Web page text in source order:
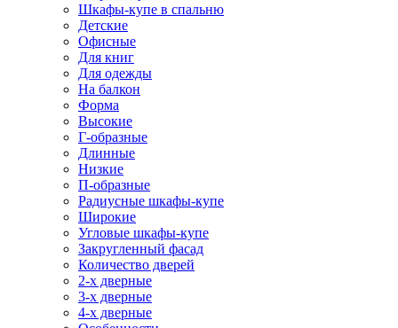
Шкафы-купе в спальню
Детские
Офисные
Для книг
Для одежды
На балкон
Форма
Высокие
Г-образные
Длинные
Низкие
П-образные
Радиусные шкафы-купе
Широкие
Угловые шкафы-купе
Закругленный фасад
Количество дверей
2-х дверные
3-х дверные
4-х дверные